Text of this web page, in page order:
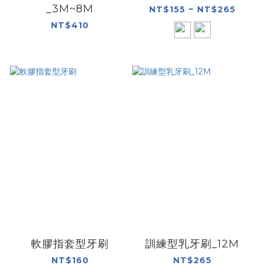
_3M~8M
NT$410
NT$155 ~ NT$265
軟膠指套型牙刷
NT$160
訓練型乳牙刷_12M
NT$265